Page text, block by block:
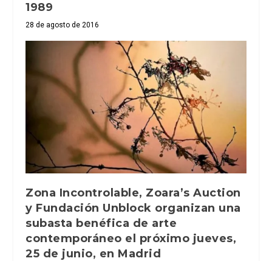
1989
28 de agosto de 2016
Zona Incontrolable, Zoara’s Auction
y Fundación Unblock organizan una
subasta benéfica de arte
contemporáneo el próximo jueves,
25 de junio, en Madrid